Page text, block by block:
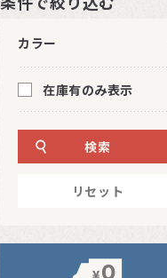
カラー
在庫有のみ表示
検索
リセット